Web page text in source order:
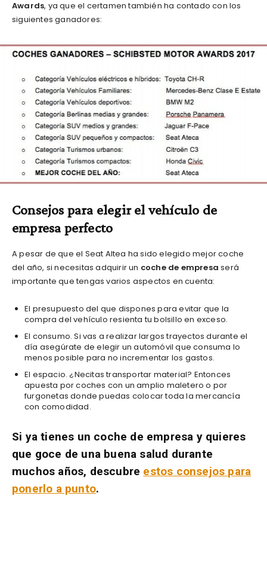
Awards, ya que el certamen también ha contado con los
siguientes ganadores:
Consejos para elegir el vehículo de
empresa perfecto
A pesar de que el Seat Altea ha sido elegido mejor coche
del año, si necesitas adquirir un coche de empresa será
importante que tengas varios aspectos en cuenta:
El presupuesto del que dispones para evitar que la
compra del vehículo resienta tu bolsillo en exceso.
El consumo. Si vas a realizar largos trayectos durante el
día asegúrate de elegir un automóvil que consuma lo
menos posible para no incrementar los gastos.
El espacio. ¿Necitas transportar material? Entonces
apuesta por coches con un amplio maletero o por
furgonetas donde puedas colocar toda la mercancía
con comodidad.
Si ya tienes un coche de empresa y quieres
que goce de una buena salud durante
muchos años, descubre estos consejos para
ponerlo a punto.